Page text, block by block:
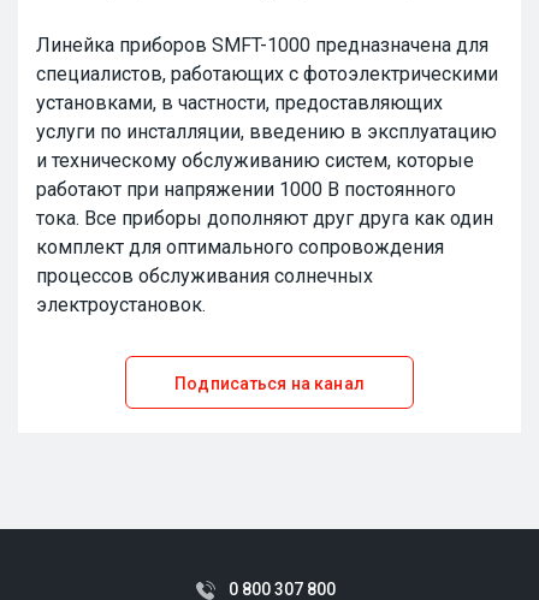
Линейка приборов SMFT-1000 предназначена для
специалистов, работающих с фотоэлектрическими
установками, в частности, предоставляющих
услуги по инсталляции, введению в эксплуатацию
и техническому обслуживанию систем, которые
работают при напряжении 1000 В постоянного
тока. Все приборы дополняют друг друга как один
комплект для оптимального сопровождения
процессов обслуживания солнечных
электроустановок.
Подписаться на канал
0 800 307 800